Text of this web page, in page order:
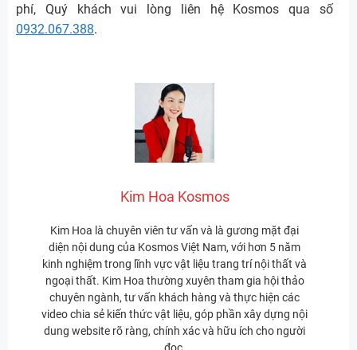
phí, Quý khách vui lòng liên hệ Kosmos qua số
0932.067.388.
Kim Hoa Kosmos
Kim Hoa là chuyên viên tư vấn và là gương mặt đại
diện nội dung của Kosmos Việt Nam, với hơn 5 năm
kinh nghiệm trong lĩnh vực vật liệu trang trí nội thất và
ngoại thất. Kim Hoa thường xuyên tham gia hội thảo
chuyên ngành, tư vấn khách hàng và thực hiện các
video chia sẻ kiến thức vật liệu, góp phần xây dựng nội
dung website rõ ràng, chính xác và hữu ích cho người
đọc.